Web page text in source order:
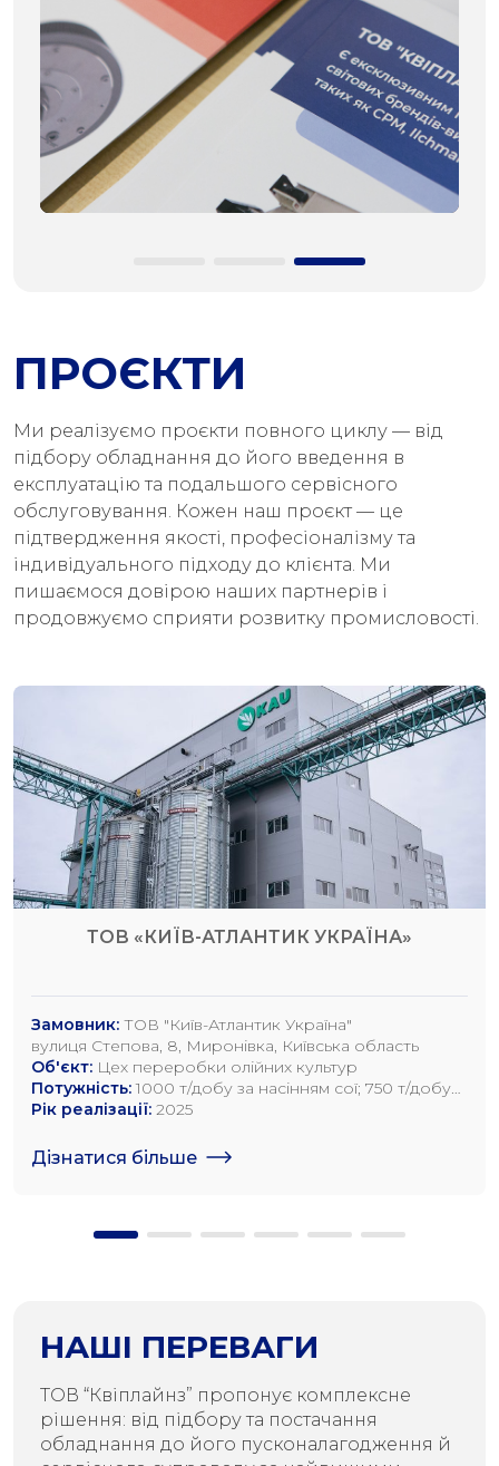
ПРОЄКТИ
Ми реалізуємо проєкти повного циклу — від
підбору обладнання до його введення в
експлуатацію та подальшого сервісного
обслуговування. Кожен наш проєкт — це
підтвердження якості, професіоналізму та
індивідуального підходу до клієнта. Ми
пишаємося довірою наших партнерів і
продовжуємо сприяти розвитку промисловості.
ТОВ «КИЇВ-АТЛАНТИК УКРАЇНА»
Замовник: ТОВ "Київ-Атлантик Україна"
вулиця Степова, 8, Миронівка, Київська область
Об'єкт: Цех переробки олійних культур
Потужність: 1000 т/добу за насінням сої; 750 т/добу
за насінням ріпаку; 1200 т/добу по насінню
Рік реалізації: 2025
Дізнатися більше
НАШІ ПЕРЕВАГИ
ТОВ “Квіплайнз” пропонує комплексне
рішення: від підбору та постачання
обладнання до його пусконалагодження й